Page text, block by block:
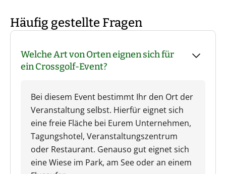
Häufig gestellte Fragen
Welche Art von Orten eignen sich für
ein Crossgolf-Event?
Bei diesem Event bestimmt Ihr den Ort der
Veranstaltung selbst. Hierfür eignet sich
eine freie Fläche bei Eurem Unternehmen,
Tagungshotel, Veranstaltungszentrum
oder Restaurant. Genauso gut eignet sich
eine Wiese im Park, am See oder an einem